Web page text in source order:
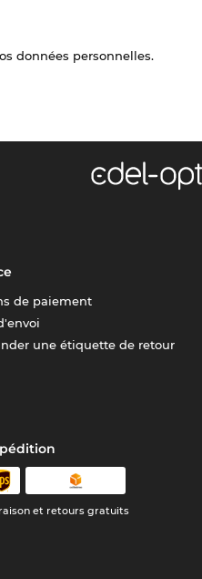
données personnelles.
de paiement
une étiquette de retour
et retours gratuits